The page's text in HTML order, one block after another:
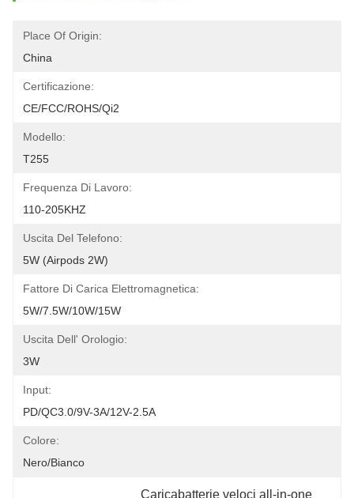
Place Of Origin:
China
Certificazione:
CE/FCC/ROHS/Qi2
Modello:
T255
Frequenza Di Lavoro:
110-205KHZ
Uscita Del Telefono:
5W (Airpods 2W)
Fattore Di Carica Elettromagnetica:
5W/7.5W/10W/15W
Uscita Dell' Orologio:
3W
Input:
PD/QC3.0/9V-3A/12V-2.5A
Colore:
Nero/bianco
Caricabatterie veloci all-in-one